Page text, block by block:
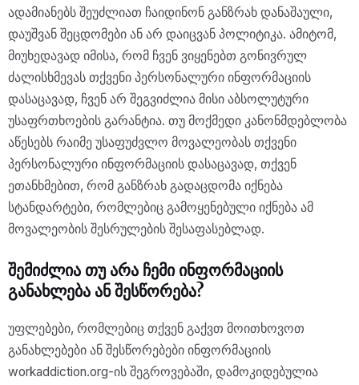
ადამიანებს შეუძლიათ ჩაიდინონ განზრახ დანაშაული,
დაუშვან შეცდომები ან არ დაიცვან პოლიტიკა. ამიტომ,
მიუხედავად იმისა, რომ ჩვენ ვიყენებთ გონივრულ
ძალისხმევას თქვენი პერსონალური ინფორმაციის
დასაცავად, ჩვენ არ შეგვიძლია მისი აბსოლუტური
უსაფრთხოების გარანტია. თუ მოქმედი კანონმდებლობა
აწესებს რაიმე უსაფუძვლო მოვალეობას თქვენი
პერსონალური ინფორმაციის დასაცავად, თქვენ
ეთანხმებით, რომ განზრახ გადაცდომა იქნება
სტანდარტები, რომლებიც გამოყენებული იქნება ამ
მოვალეობის შესრულების შესაფასებლად.
შემიძლია თუ არა ჩემი ინფორმაციის
განახლება ან შესწორება?
უფლებები, რომლებიც თქვენ გაქვთ მოითხოვოთ
განახლებები ან შესწორებები ინფორმაციის
workaddiction.org-ის შეგროვებაში, დამოკიდებულია